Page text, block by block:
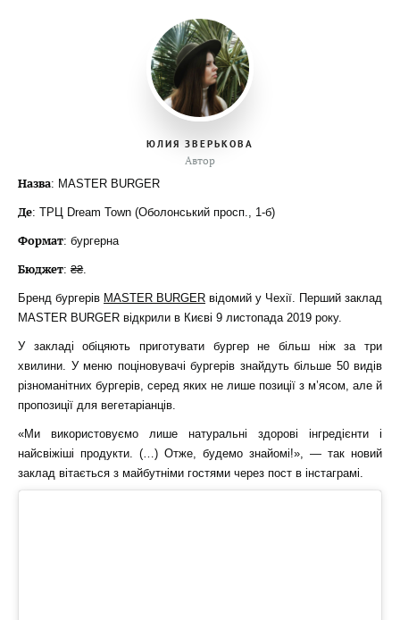
ЮЛИЯ ЗВЕРЬКОВА
Автор
Назва: MASTER BURGER
Де: ТРЦ Dream Town (Оболонський просп., 1-б)
Формат: бургерна
Бюджет: ₴₴.
Бренд бургерів MASTER BURGER відомий у Чехії. Перший заклад
MASTER BURGER відкрили в Києві 9 листопада 2019 року.
У закладі обіцяють приготувати бургер не більш ніж за три
хвилини. У меню поціновувачі бургерів знайдуть більше 50 видів
різноманітних бургерів, серед яких не лише позиції з м’ясом, але й
пропозиції для вегетаріанців.
«Ми використовуємо лише натуральні здорові інгредієнти і
найсвіжіші продукти. (…) Отже, будемо знайомі!», — так новий
заклад вітається з майбутніми гостями через пост в інстаграмі.